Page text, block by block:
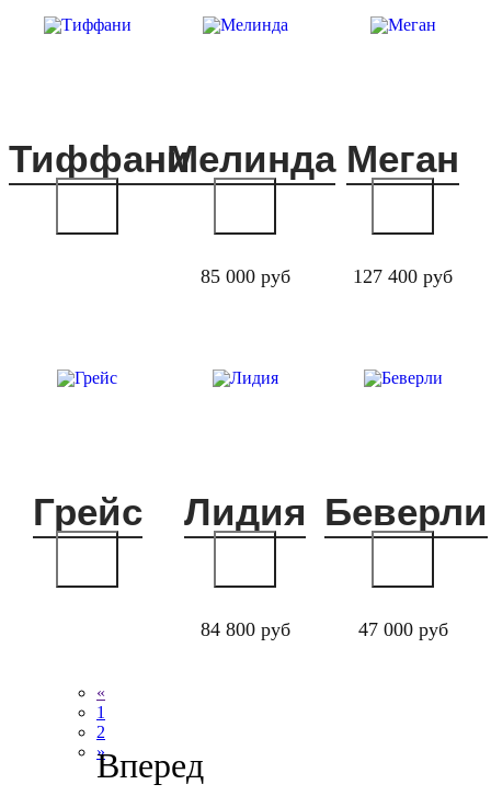
Тиффани
85 000 руб
Мелинда
127 400 руб
Меган
Грейс
84 800 руб
Лидия
47 000 руб
Беверли
«
1
2
»